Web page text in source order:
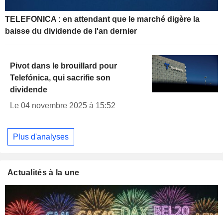
TELEFONICA : en attendant que le marché digère la
baisse du dividende de l'an dernier
Pivot dans le brouillard pour
Telefónica, qui sacrifie son
dividende
Le 04 novembre 2025 à 15:52
Plus d'analyses
Actualités à la une